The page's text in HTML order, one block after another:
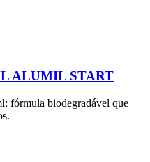
ALUMIL START
fórmula biodegradável que